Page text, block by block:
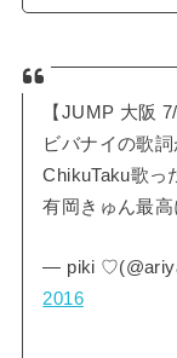
【JUMP 大阪 7/
ビバナイの歌詞
ChikuTaku歌っ
有岡きゅん最
— piki
2016